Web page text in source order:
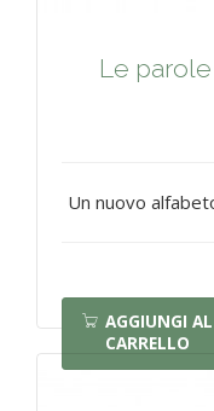
Le
Un nuovo
AGGIUNGI AL
CARRELLO